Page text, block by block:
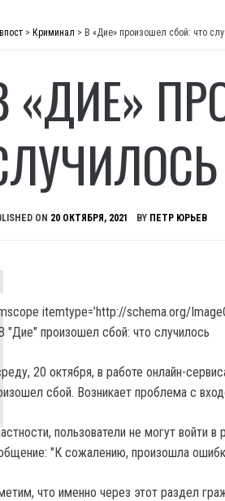
> Криминал > В «Дие» произошел сбой: что
«ДИЕ»
ON 20 ОКТЯБРЯ, 2021 BY ПЕТР ЮРЬЕВ
itemtype=’http://schema.org/
20 октября, в работе онлайн-
сбой. Возникает проблема с
пользователи не могут войти
"К сожалению, произошла
что именно через этот раздел